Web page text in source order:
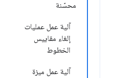
محسّنة
آلية عمل عمليات
إلغاء مقاييس
الخطوط
آلية عمل ميزة